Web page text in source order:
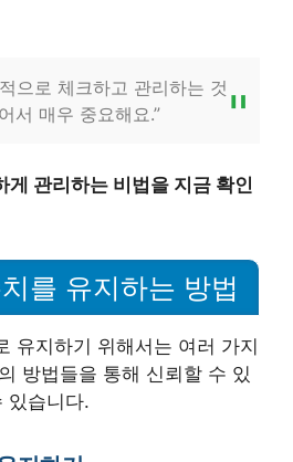
으로 체크하고 관리하는 것
서 매우 중요해요.”
게 관리하는 비법을 지금 확인
를 유지하는 방법
유지하기 위해서는 여러 가지
방법들을 통해 신뢰할 수 있
있습니다.